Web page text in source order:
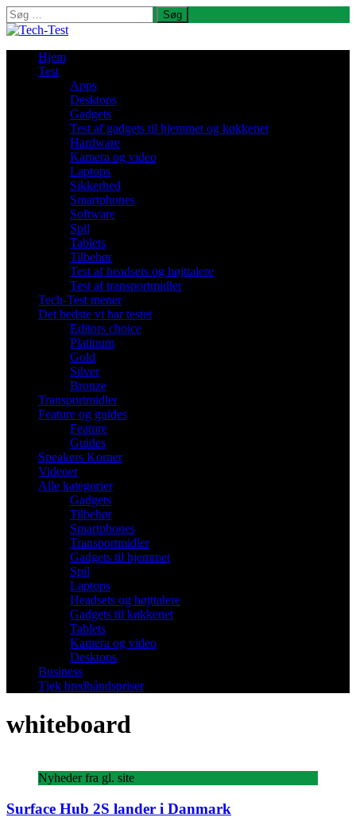
Søg
efter:
Hjem
Test
Apps
Desktops
Gadgets
Test af gadgets til hjemmet og køkkenet
Hardware
Kamera og video
Laptops
Sikkerhed
Smartphones
Software
Spil
Tablets
Tilbehør
Test af headsets og højttalere
Test af transportmidler
Tech-Test mener
Det bedste vi har testet
Editors choice
Platinum
Gold
Silver
Bronze
Transportmidler
Feature og guides
Feature
Guides
Speakers Korner
Videoer
Alle kategorier
Gadgets
Tilbehør
Smartphones
Transportmidler
Gadgets til hjemmet
Spil
Laptops
Headsets og højttalere
Gadgets til køkkenet
Tablets
Kamera og video
Desktops
Business
Tjek bredbåndspriser
whiteboard
Nyheder fra gl. site
Surface Hub 2S lander i Danmark